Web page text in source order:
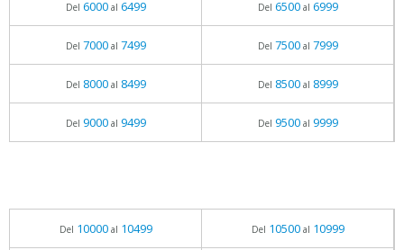
Del 6000al 6499 Del 6500al 6999
Del 7000al 7499 Del 7500al 7999
Del 8000al 8499 Del 8500al 8999
Del 9000al 9499 Del 9500al 9999
Del 10000al 10499 Del 10500al 10999